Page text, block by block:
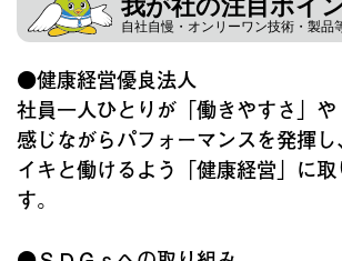
我が社の注目ポイ
自社自慢・オンリーワン技術・製品
●健康経営優良法人
社員一人ひとりが「働きやすさ」
感じながらパフォーマンスを発揮
イキと働けるよう「健康経営」に
す。